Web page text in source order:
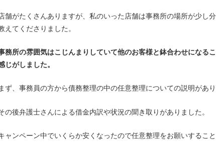
舗がたくさんありますが、私のいった店舗は事務所の場所が少し
えてくださりました。
務所の雰囲気はこじんまりしていて他のお客様と鉢合わせになる
じがしました。
ず、事務員の方から債務整理の中の任意整理についての説明があ
の後弁護士さんによる借金内訳や状況の聞き取りがありました。
ャンペーン中でいくらか安くなったので任意整理をお願いすること